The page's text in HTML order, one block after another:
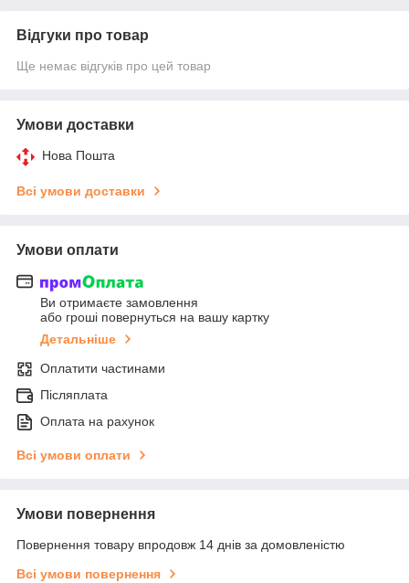
Відгуки про товар
Ще немає відгуків про цей товар
Умови доставки
Нова Пошта
Всі умови доставки
Умови оплати
Ви отримаєте замовлення
або гроші повернуться на вашу картку
Детальніше
Оплатити частинами
Післяплата
Оплата на рахунок
Всі умови оплати
Умови повернення
Повернення товару впродовж 14 днів за домовленістю
Всі умови повернення